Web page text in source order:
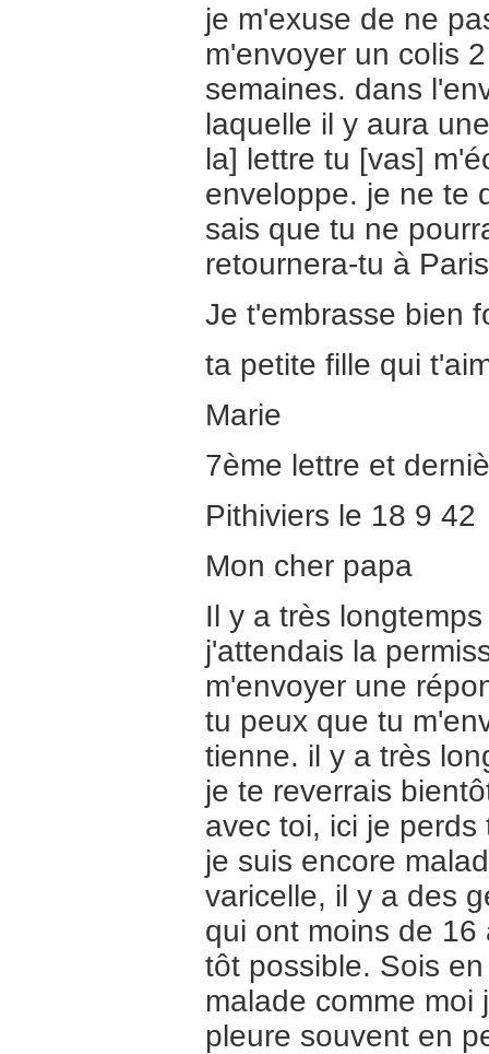
je m'exuse de ne
m'envoyer un colis
semaines. dans
laquelle il y aura
la] lettre tu [vas]
enveloppe. je ne te
sais que tu ne
retournera-tu à
Je t'embrasse bien
ta petite fille qui
Marie
7ème lettre et
Pithiviers le 18 9 42
Mon cher papa
Il y a très
j'attendais la
m'envoyer une
tu peux que tu
tienne. il y a très
je te reverrais
avec toi, ici je
je suis encore
varicelle, il y a des
qui ont moins de
tôt possible. Sois
malade comme moi
pleure souvent en